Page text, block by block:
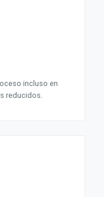
incluso en
reducidos.